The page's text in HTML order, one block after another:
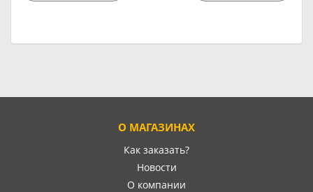
О МАГАЗИНАХ
Как заказать?
Новости
О компании